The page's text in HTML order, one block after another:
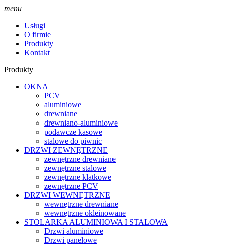
menu
Usługi
O firmie
Produkty
Kontakt
Produkty
OKNA
PCV
aluminiowe
drewniane
drewniano-aluminiowe
podawcze kasowe
stalowe do piwnic
DRZWI ZEWNĘTRZNE
zewnętrzne drewniane
zewnętrzne stalowe
zewnętrzne klatkowe
zewnętrzne PCV
DRZWI WEWNĘTRZNE
wewnętrzne drewniane
wewnętrzne okleinowane
STOLARKA ALUMINIOWA I STALOWA
Drzwi aluminiowe
Drzwi panelowe